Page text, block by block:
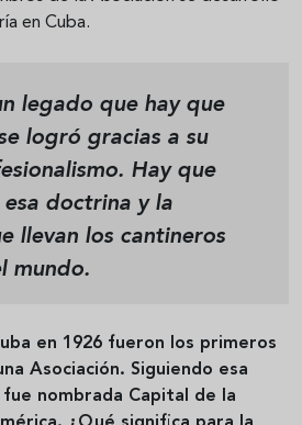
en Cuba.
legado que hay que
logró gracias a su
Hay que
doctrina y la
llevan los cantineros
mundo.
en 1926 fueron los primeros
Asociación. Siguiendo esa
nombrada Capital de la